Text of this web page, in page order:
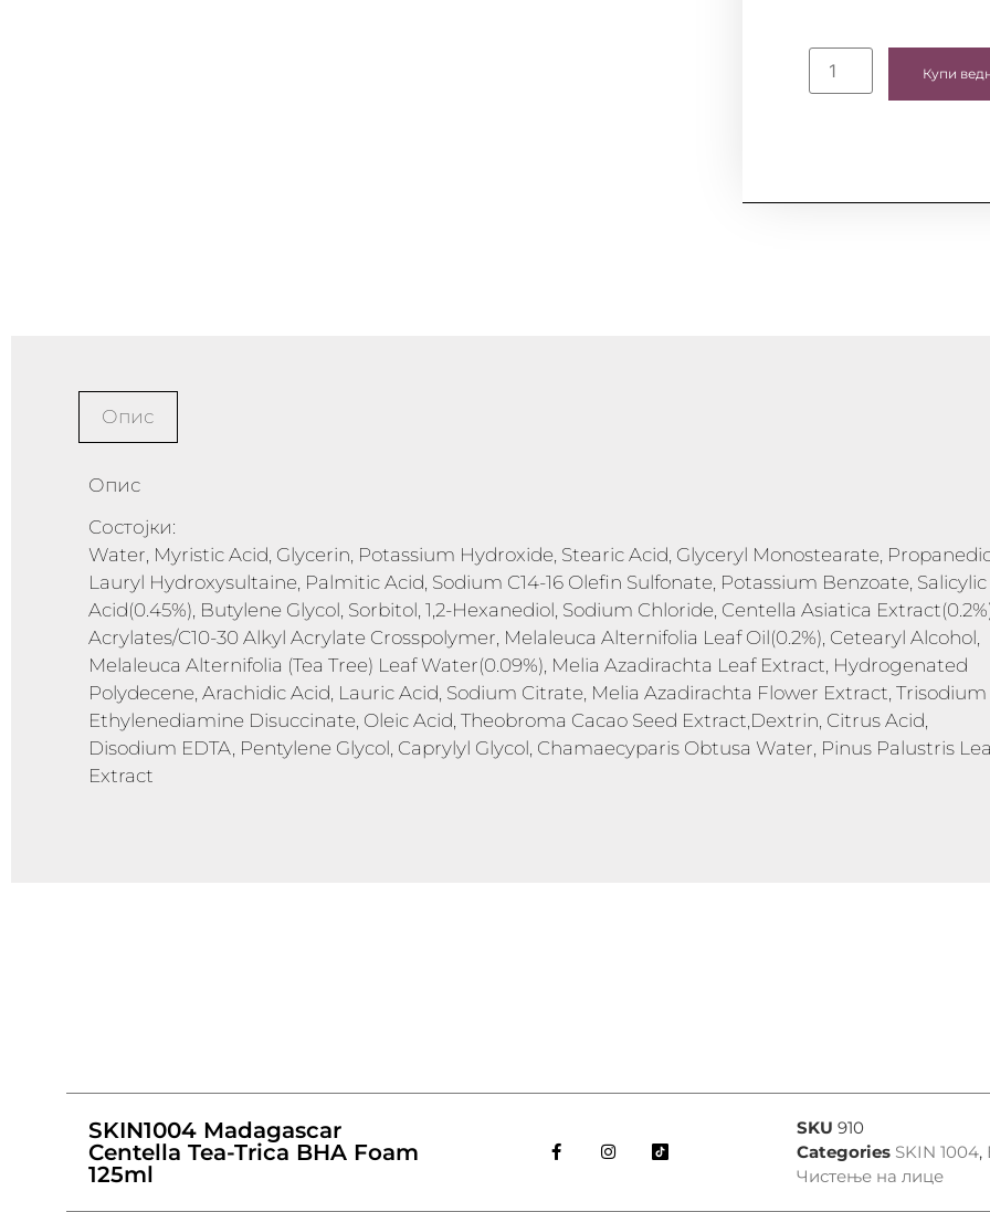
Купи
Опис
Опис
Состојки:
Water, Myristic Acid, Glycerin, Potassium Hydroxide, Stearic Acid, Glyceryl Monostearate,
Lauryl Hydroxysultaine, Palmitic Acid, Sodium C14-16 Olefin Sulfonate, Potassium Benzoate, Salicylic
Acid(0.45%), Butylene Glycol, Sorbitol, 1,2-Hexanediol, Sodium Chloride, Centella Asiatica
Acrylates/C10-30 Alkyl Acrylate Crosspolymer, Melaleuca Alternifolia Leaf Oil(0.2%), Cetearyl Alcohol,
Melaleuca Alternifolia (Tea Tree) Leaf Water(0.09%), Melia Azadirachta Leaf Extract, Hydrogenated
Polydecene, Arachidic Acid, Lauric Acid, Sodium Citrate, Melia Azadirachta Flower Extract, Trisodium
Ethylenediamine Disuccinate, Oleic Acid, Theobroma Cacao Seed Extract,Dextrin, Citrus Acid,
Disodium EDTA, Pentylene Glycol, Caprylyl Glycol, Chamaecyparis Obtusa Water, Pinus Palustris
Extract
SKIN1004 Madagascar
Centella Tea-Trica BHA Foam
125ml
SKU 910
Categories SKIN 1004,
Чистење на лице